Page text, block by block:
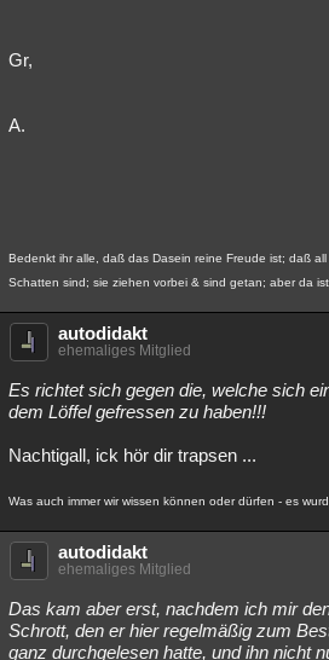
Gr,
A.
Bedenkt ihr alle, daß das Dasein reine Freude ist; daß
Schatten sind; sie ziehen vorbei & sind getan; aber da
autodidakt
ehemaliges Mitglied
Es richtet sich gegen die, welche sich
dem Löffel gefressen zu haben!!!
Nachtigall, ick hör dir trapsen ...
Was auch immer wir wissen können oder dürfen - es
autodidakt
ehemaliges Mitglied
Das kam aber erst, nachdem ich mir
Schrott, den er hier regelmäßig zum
ganz durchgelesen hatte, und ihn nicht